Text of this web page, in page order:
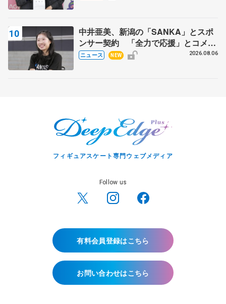
中井亜美、新潟の「SANKA」とスポ
ンサー契約 「全力で応援」とコメン
ト
ニュース NEW 2026.08.06
フィギュアスケート専門ウェブメディア
Follow us
有料会員登録はこちら
お問い合わせはこちら